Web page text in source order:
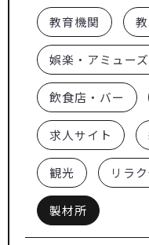
教育機関
娯楽・アミュー
飲食店・バー
求人サイト
観光 リラ
製材所